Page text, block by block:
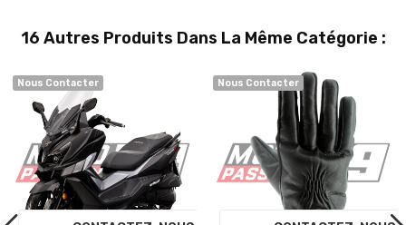
16 Autres Produits Dans La Même Catégorie :
Nous Contacter Nous Contacter